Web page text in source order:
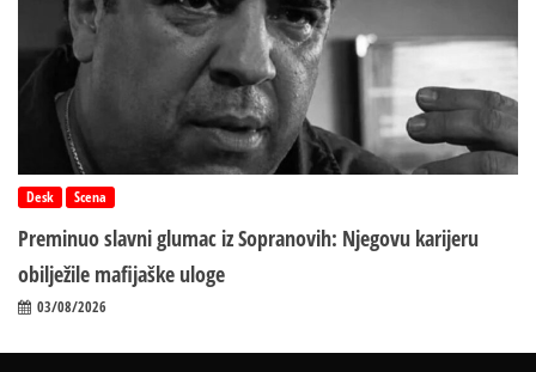
Desk Scena
Preminuo slavni glumac iz Sopranovih: Njegovu karijeru
obilježile mafijaške uloge
03/08/2026